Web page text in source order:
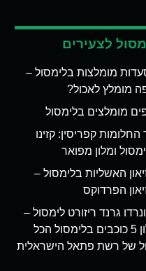
לצעירים
מומלצות בלימסול –
מומלץ לאכול?
מומלצים בלימסול
החלומות קפריסין: קזינו
ומלון מפואר
האשליות בלימסול –
הפרדוקס
גרנד ריזורט לימסול –
מלון 5 כוכבים בלימסול הכל
של רשת פתאל הישראלית